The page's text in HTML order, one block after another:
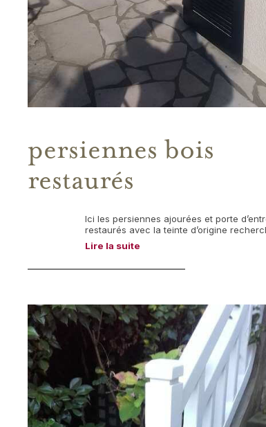
persiennes bois
restaurés
Ici les persiennes ajourées et porte
restaurés avec la teinte d’origine
Lire la suite